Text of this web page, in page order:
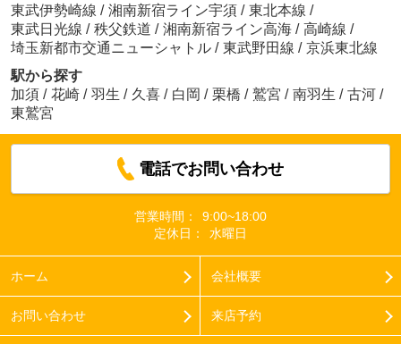
東武伊勢崎線 / 湘南新宿ライン宇須 / 東北本線 /
東武日光線 / 秩父鉄道 / 湘南新宿ライン高海 / 高崎線 /
埼玉新都市交通ニューシャトル / 東武野田線 / 京浜東北線
駅から探す
加須 / 花崎 / 羽生 / 久喜 / 白岡 / 栗橋 / 鷲宮 / 南羽生 / 古河 /
東鷲宮
電話でお問い合わせ
営業時間：
9:00~18:00
定休日：
水曜日
ホーム 会社概要
お問い合わせ 来店予約